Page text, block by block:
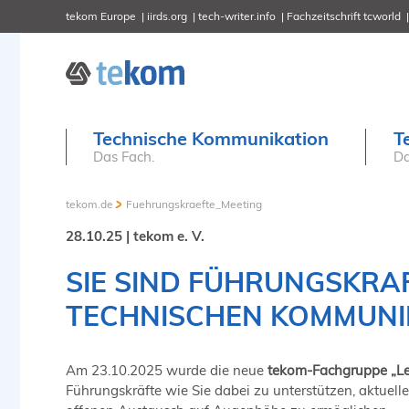
tekom Europe iirds.org tech-writer.info Fachzeitschrift tcworld
Technische Kommunikation
Das Fach.
tekom.de Fuehrungskraefte_Meeting
28.10.25 | tekom e. V.
SIE SIND
TECHNISCHEN
Am 23.10.2025 wurde die neue tekom-Fachgruppe
Führungskräfte wie Sie dabei zu unterstützen,